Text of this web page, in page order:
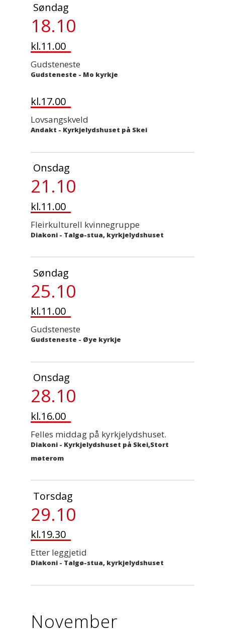
Søndag
18.10
kl.11.00
Gudsteneste
Gudsteneste - Mo kyrkje
kl.17.00
Lovsangskveld
Andakt - Kyrkjelydshuset på Skei
Onsdag
21.10
kl.11.00
Fleirkulturell kvinnegruppe
Diakoni - Talgø-stua, kyrkjelydshuset
Søndag
25.10
kl.11.00
Gudsteneste
Gudsteneste - Øye kyrkje
Onsdag
28.10
kl.16.00
Felles middag på kyrkjelydshuset.
Diakoni - Kyrkjelydshuset på Skei,Stort
møterom
Torsdag
29.10
kl.19.30
Etter leggjetid
Diakoni - Talgø-stua, kyrkjelydshuset
November